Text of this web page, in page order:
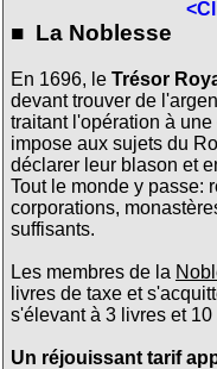
■ La Noblesse
En 1696, le Trésor
devant trouver de
traitant l'opération à
impose aux sujets du
déclarer leur blason et
Tout le monde y passe:
corporations,
suffisants.
Les membres de la
livres de taxe et
s'élevant à 3 livres et 10
Un réjouissant tarif